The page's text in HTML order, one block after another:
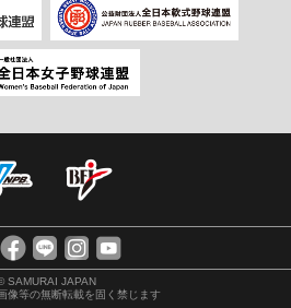
SAMURAI JAPAN
像等の無断転載を固く禁じます